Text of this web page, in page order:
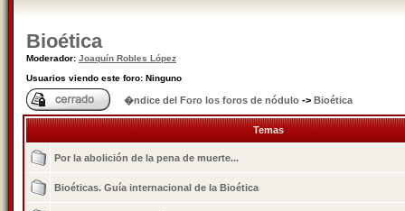
Bioética
Moderador: Joaquín Robles López
Usuarios viendo este foro: Ninguno
�ndice del Foro los foros de nódulo -> Bioética
Temas
Por la abolición de la pena de muerte...
Bioéticas. Guía internacional de la Bioética